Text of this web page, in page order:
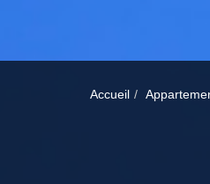
Accueil